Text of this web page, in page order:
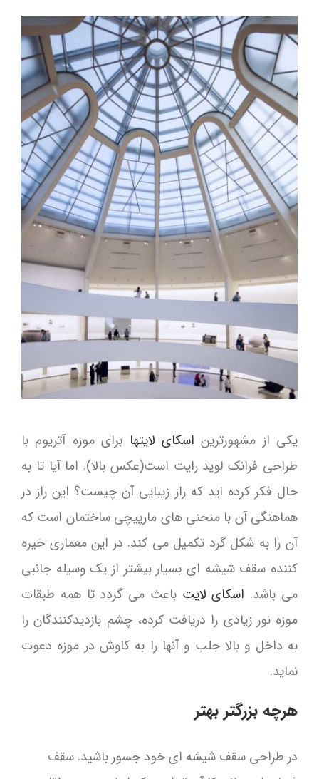
یکی از مشهورتریناسکای لایتها برای موزه آتریوم با
طراحی فرانک لوید رایت است(عکس بالا). اما آیا تا به
حال فکر کرده اید که راز زیبایی آن چیست؟ این راز در
هماهنگی آن با منحنی های مارپیچی ساختمان است که
آن را به شکل گرد تکمیل می کند. در این معماری خیره
کننده سقف شیشه ای بسیار بیشتر از یک وسیله جانبی
می باشد. اسکای لایت باعث می گردد تا همه طبقات
موزه نور زیادی را دریافت کرده، چشم بازدیدکنندگان را
به داخل و بالا جلب و آنها را به کاوش در موزه دعوت
نماید.
هرچه بزرگتر بهتر
در طراحی سقف شیشه ای خود جسور باشید. سقف